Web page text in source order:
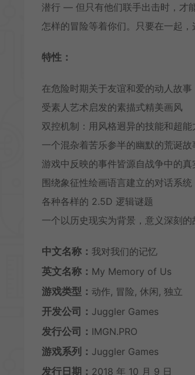
潜行 — 但只有他们联手出击时，才
怎样的冒险等着你们。只要在一起，
特性：
在危险时期关于友谊和爱的动人故事
受素人艺术启发的素描式精美画风
双控机制：用风格迥异的技能和超
一个混杂着苦乐参半的幽默的荒诞故
游戏中反映的事件皆源自战争中的真
围绕象征性绘画语言建立的对话系统
各种各样的 2.5D 逻辑谜题
一个以历史现实为背景，意义深刻的
中文名称： 我对我们的记忆
英文名称： My Memory of Us
游戏类型： 动作, 冒险, 休闲, 独立
开发公司： Juggler Games
发行公司： IMGN.PRO
游戏系列： Juggler Games
发行日期： 2018 年 10 月 9 日